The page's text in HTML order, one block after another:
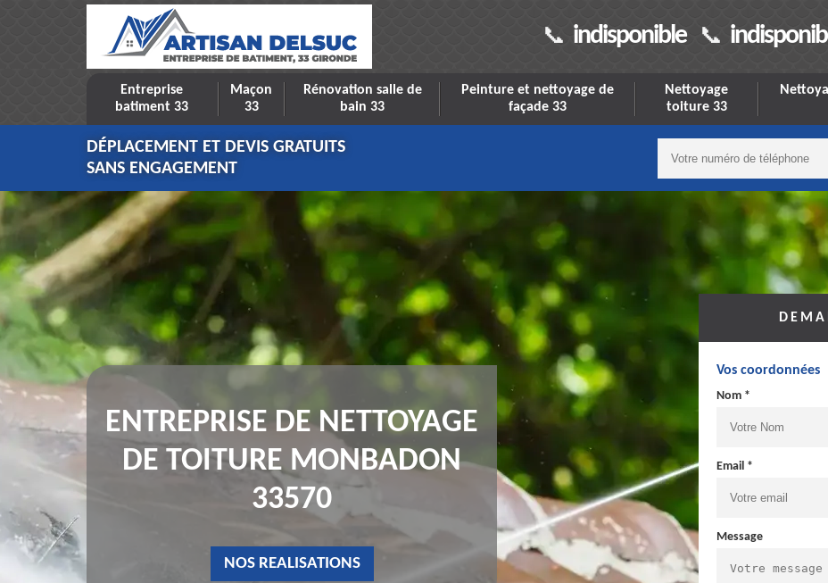
indisponible
Entreprise
batiment 33
Maçon
33
Rénovation salle de
bain 33
Peinture et nettoyage de
façade 33
Nettoyage
toiture 33
DÉPLACEMENT ET DEVIS GRATUITS
SANS ENGAGEMENT
ENTREPRISE DE NETTOYAGE
DE TOITURE MONBADON
33570
NOS REALISATIONS
Vos coordonnées
Nom *
Email *
Message